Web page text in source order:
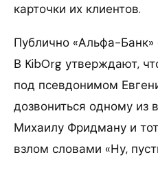
карточки их клиентов.
Публично «Альфа-Банк»
В KibOrg утверждают,
под псевдонимом
дозвониться одному из
Михаилу Фридману и
взлом словами «Ну,